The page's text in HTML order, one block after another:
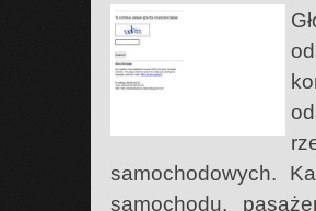
samochodowych.
samochodu,